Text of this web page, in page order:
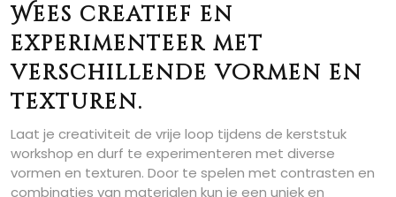
Wees creatief en
experimenteer met
verschillende vormen en
texturen.
Laat je creativiteit de vrije loop tijdens de kerststuk
workshop en durf te experimenteren met diverse
vormen en texturen. Door te spelen met contrasten en
combinaties van materialen kun je een uniek en